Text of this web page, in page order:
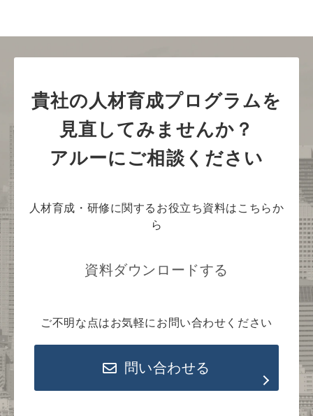
貴社の人材育成プログラムを
見直してみませんか？
アルーにご相談ください
人材育成・研修に関するお役立ち資料はこちらか
ら
資料ダウンロードする
ご不明な点はお気軽にお問い合わせください
問い合わせる